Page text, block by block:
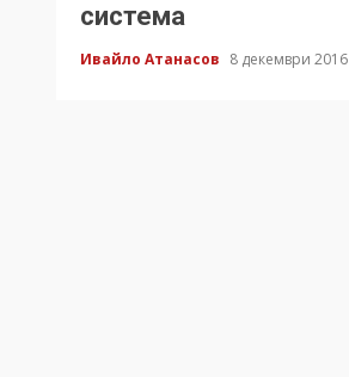
система
Ивайло Атанасов 8 декември 2016